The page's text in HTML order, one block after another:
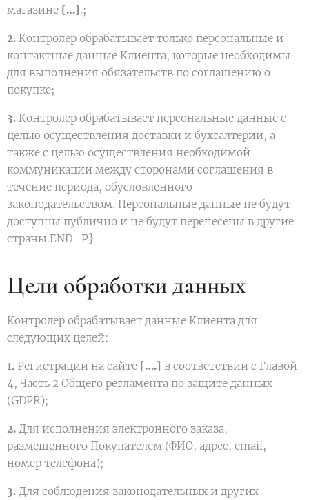
магазине […].;
2. Контролер обрабатывает только персональные и
контактные данные Клиента, которые необходимы
для выполнения обязательств по соглашению о
покупке;
3. Контролер обрабатывает персональные данные с
целью осуществления доставки и бухгалтерии, а
также с целью осуществления необходимой
коммуникации между сторонами соглашения в
течение периода, обусловленного
законодательством. Персональные данные не будут
доступны публично и не будут перенесены в другие
страны.END_P}
Цели обработки данных
Контролер обрабатывает данные Клиента для
следующих целей:
1. Регистрации на сайте [….] в соответствии с Главой
4, Часть 2 Общего регламента по защите данных
(GDPR);
2. Для исполнения электронного заказа,
размещенного Покупателем (ФИО, адрес, email,
номер телефона);
3. Для соблюдения законодательных и других